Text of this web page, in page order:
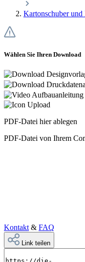
Kartonschuber und
Wählen Sie Ihren Download
PDF-Datei hier ablegen
PDF-Datei von Ihrem
Kontakt & FAQ
Link teilen